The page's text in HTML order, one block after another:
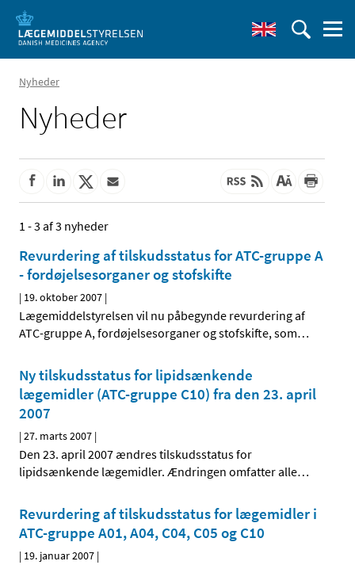
Nyheder
Nyheder
1 - 3 af 3 nyheder
Revurdering af tilskudsstatus for ATC-gruppe A
- fordøjelsesorganer og stofskifte
| 19. oktober 2007 |
Lægemiddelstyrelsen vil nu påbegynde revurdering af
ATC-gruppe A, fordøjelsesorganer og stofskifte, som…
Ny tilskudsstatus for lipidsænkende
lægemidler (ATC-gruppe C10) fra den 23. april
2007
|27. marts 2007 |
Den 23. april 2007 ændres tilskudsstatus for
lipidsænkende lægemidler. Ændringen omfatter alle…
Revurdering af tilskudsstatus for lægemidler i
ATC-gruppe A01, A04, C04, C05 og C10
| 19. januar 2007 |